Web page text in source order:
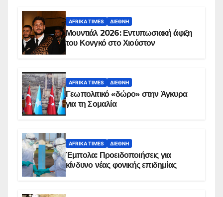
AFRIKA TIMES ΔΙΕΘΝΉ
Μουντιάλ 2026: Εντυπωσιακή άφιξη
του Κονγκό στο Χιούστον
AFRIKA TIMES ΔΙΕΘΝΉ
Γεωπολιτικό «δώρο» στην Άγκυρα
για τη Σομαλία
AFRIKA TIMES ΔΙΕΘΝΉ
Έμπολα: Προειδοποιήσεις για
κίνδυνο νέας φονικής επιδημίας